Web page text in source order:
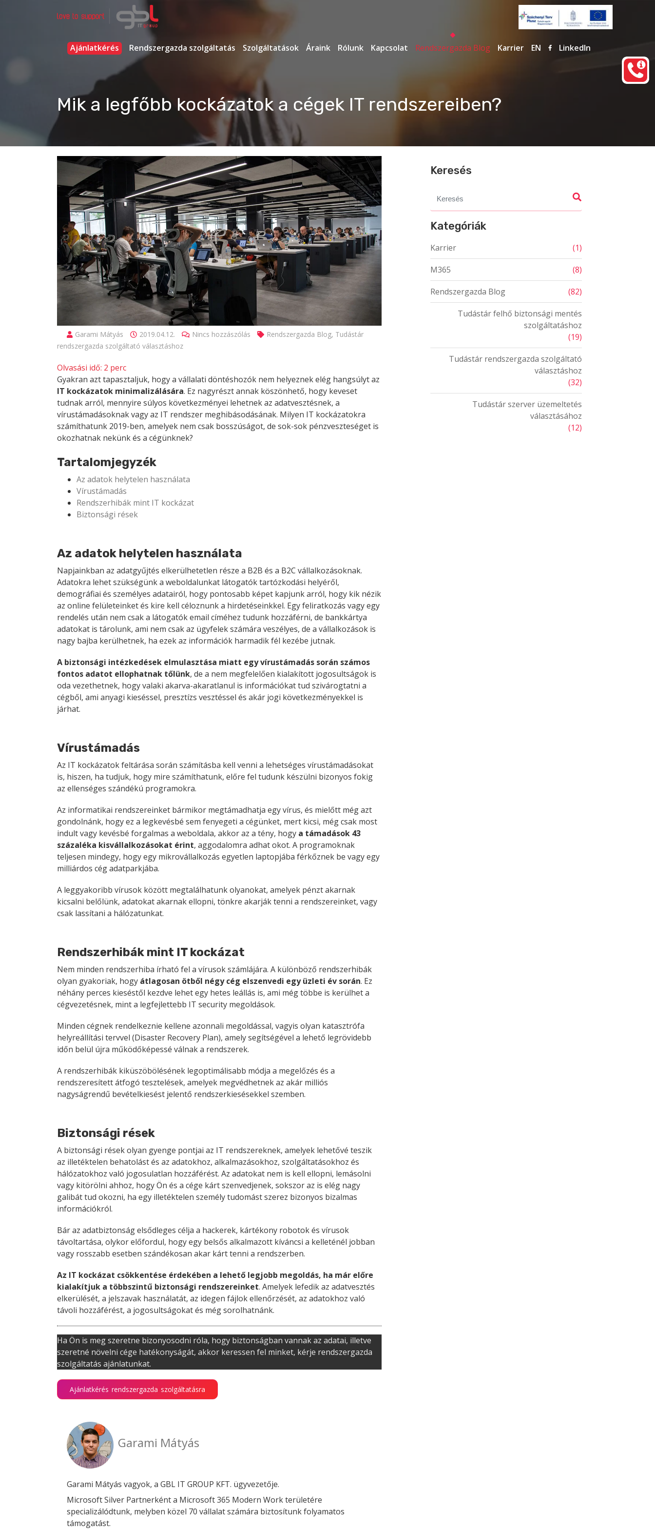
Rendszergazda Szolgáltatás Budapest
Ajánlatkérés
Rendszergazda szolgáltatás Szolgáltatások Áraink Rólunk Kapcsolat Rendszergazda Blog Karrier EN LinkedIn
Mik a legfőbb kockázatok a cégek IT rendszereiben?
Garami Mátyás 2019.04.12. Nincs hozzászólás Rendszergazda Blog, Tudástár
rendszergazda szolgáltató választáshoz
Olvasási idő: 2 perc
Gyakran azt tapasztaljuk, hogy a vállalati döntéshozók nem helyeznek elég hangsúlyt az
IT kockázatok minimalizálására. Ez nagyrészt annak köszönhető, hogy keveset
tudnak arról, mennyire súlyos következményei lehetnek az adatvesztésnek, a
vírustámadásoknak vagy az IT rendszer meghibásodásának. Milyen IT kockázatokra
számíthatunk 2019-ben, amelyek nem csak bosszúságot, de sok-sok pénzveszteséget is
okozhatnak nekünk és a cégünknek?
Tartalomjegyzék
Az adatok helytelen használata
Vírustámadás
Rendszerhibák mint IT kockázat
Biztonsági rések
Az adatok helytelen használata
Napjainkban az adatgyűjtés elkerülhetetlen része a B2B és a B2C vállalkozásoknak.
Adatokra lehet szükségünk a weboldalunkat látogatók tartózkodási helyéről,
demográfiai és személyes adatairól, hogy pontosabb képet kapjunk arról, hogy kik nézik
az online felületeinket és kire kell céloznunk a hirdetéseinkkel. Egy feliratkozás vagy egy
rendelés után nem csak a látogatók email címéhez tudunk hozzáférni, de bankkártya
adatokat is tárolunk, ami nem csak az ügyfelek számára veszélyes, de a vállalkozások is
nagy bajba kerülhetnek, ha ezek az információk harmadik fél kezébe jutnak.
A biztonsági intézkedések elmulasztása miatt egy vírustámadás során számos
fontos adatot ellophatnak tőlünk, de a nem megfelelően kialakított jogosultságok is
oda vezethetnek, hogy valaki akarva-akaratlanul is információkat tud szivárogtatni a
cégből, ami anyagi kieséssel, presztízs vesztéssel és akár jogi következményekkel is
járhat.
Vírustámadás
Az IT kockázatok feltárása során számításba kell venni a lehetséges vírustámadásokat
is, hiszen, ha tudjuk, hogy mire számíthatunk, előre fel tudunk készülni bizonyos fokig
az ellenséges szándékú programokra.
Az informatikai rendszereinket bármikor megtámadhatja egy vírus, és mielőtt még azt
gondolnánk, hogy ez a legkevésbé sem fenyegeti a cégünket, mert kicsi, még csak most
indult vagy kevésbé forgalmas a weboldala, akkor az a tény, hogy a támadások 43
százaléka kisvállalkozásokat érint, aggodalomra adhat okot. A programoknak
teljesen mindegy, hogy egy mikrovállalkozás egyetlen laptopjába férkőznek be vagy egy
milliárdos cég adatparkjába.
A leggyakoribb vírusok között megtalálhatunk olyanokat, amelyek pénzt akarnak
kicsalni belőlünk, adatokat akarnak ellopni, tönkre akarják tenni a rendszereinket, vagy
csak lassítani a hálózatunkat.
Rendszerhibák mint IT kockázat
Nem minden rendszerhiba írható fel a vírusok számlájára. A különböző rendszerhibák
olyan gyakoriak, hogy átlagosan ötből négy cég elszenvedi egy üzleti év során. Ez
néhány perces kieséstől kezdve lehet egy hetes leállás is, ami még többe is kerülhet a
cégvezetésnek, mint a legfejlettebb IT security megoldások.
Minden cégnek rendelkeznie kellene azonnali megoldással, vagyis olyan katasztrófa
helyreállítási tervvel (Disaster Recovery Plan), amely segítségével a lehető legrövidebb
időn belül újra működőképessé válnak a rendszerek.
A rendszerhibák kiküszöbölésének legoptimálisabb módja a megelőzés és a
rendszeresített átfogó tesztelések, amelyek megvédhetnek az akár milliós
nagyságrendű bevételkiesést jelentő rendszerkiesésekkel szemben.
Biztonsági rések
A biztonsági rések olyan gyenge pontjai az IT rendszereknek, amelyek lehetővé teszik
az illetéktelen behatolást és az adatokhoz, alkalmazásokhoz, szolgáltatásokhoz és
hálózatokhoz való jogosulatlan hozzáférést. Az adatokat nem is kell ellopni, lemásolni
vagy kitörölni ahhoz, hogy Ön és a cége kárt szenvedjenek, sokszor az is elég nagy
galibát tud okozni, ha egy illetéktelen személy tudomást szerez bizonyos bizalmas
információkról.
Bár az adatbiztonság elsődleges célja a hackerek, kártékony robotok és vírusok
távoltartása, olykor előfordul, hogy egy belsős alkalmazott kíváncsi a kelleténél jobban
vagy rosszabb esetben szándékosan akar kárt tenni a rendszerben.
Az IT kockázat csökkentése érdekében a lehető legjobb megoldás, ha már előre
kialakítjuk a többszintű biztonsági rendszereinket. Amelyek lefedik az adatvesztés
elkerülését, a jelszavak használatát, az idegen fájlok ellenőrzését, az adatokhoz való
távoli hozzáférést, a jogosultságokat és még sorolhatnánk.
Ha Ön is meg szeretne bizonyosodni róla, hogy biztonságban vannak az adatai, illetve
szeretné növelni cége hatékonyságát, akkor keressen fel minket, kérje rendszergazda
szolgáltatás ajánlatunkat.
Ajánlatkérés rendszergazda szolgáltatásra
Garami Mátyás
Garami Mátyás vagyok, a GBL IT GROUP KFT. ügyvezetője.
Microsoft Silver Partnerként a Microsoft 365 Modern Work területére
specializálódtunk, melyben közel 70 vállalat számára biztosítunk folyamatos
támogatást.
Keresés
for:
Kategóriák
Karrier (1)
M365 (8)
Rendszergazda Blog (82)
Tudástár felhő biztonsági mentés
szolgáltatáshoz
(19)
Tudástár rendszergazda szolgáltató
választáshoz
(32)
Tudástár szerver üzemeltetés
választásához
(12)